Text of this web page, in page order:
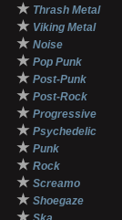
★ Thrash Metal
★ Viking Metal
★ Noise
★ Pop Punk
★ Post-Punk
★ Post-Rock
★ Progressive
★ Psychedelic
★ Punk
★ Rock
★ Screamo
★ Shoegaze
★